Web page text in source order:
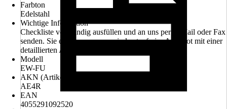
Farbton
Edelstahl
Wichtige Information
Checkliste vollständig ausfüllen und an uns per E-Mail oder Fax
senden. Sie erhalten von uns ein kostenfreies Angebot mit einer
detaillierten Auflistung aller benötigten Teile
Modell
EW-FU
AKN (Artikelkurznummer)
AE4R
EAN
4055291092520